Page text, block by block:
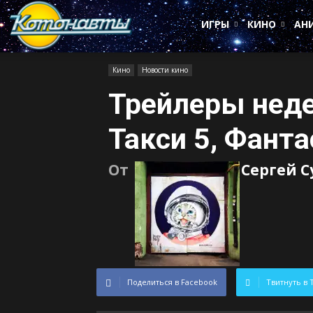
Котонавты
ИГРЫ
КИНО
Кино Новости кино
Трейлеры
Такси 5,
От Сергей
Поделиться в Facebook Твитнуть в